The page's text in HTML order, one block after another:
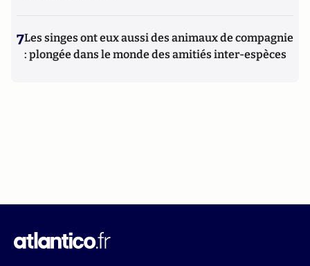
7Les singes ont eux aussi des animaux de compagnie
: plongée dans le monde des amitiés inter-espèces